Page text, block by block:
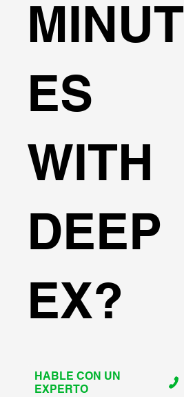
MINUT
ES
WITH
DEEP
EX?
HABLE CON UN
EXPERTO